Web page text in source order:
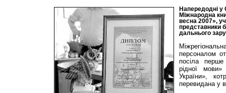
Напередодні у
Міжнародна
весна 2007»,
представники
дальнього
персоналом
посіла
рідної
України»,
перевидана у